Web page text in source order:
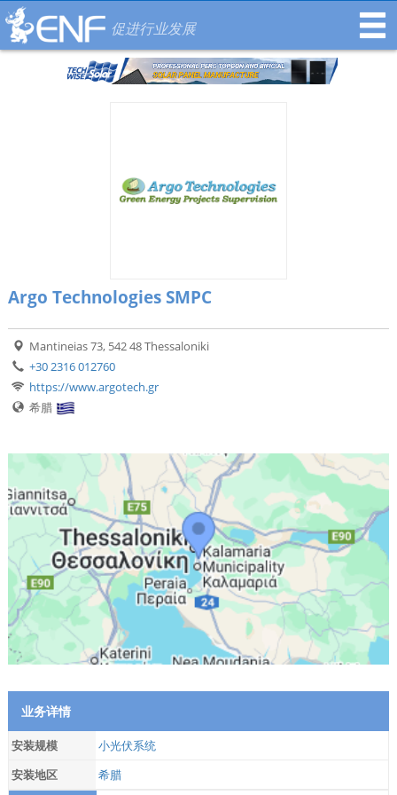
促进行业发展
Argo Technologies SMPC
Mantineias 73, 542 48 Thessaloniki
+30 2316 012760
https://www.argotech.gr
希腊
业务详情
安装规模
小光伏系统
安装地区
希腊